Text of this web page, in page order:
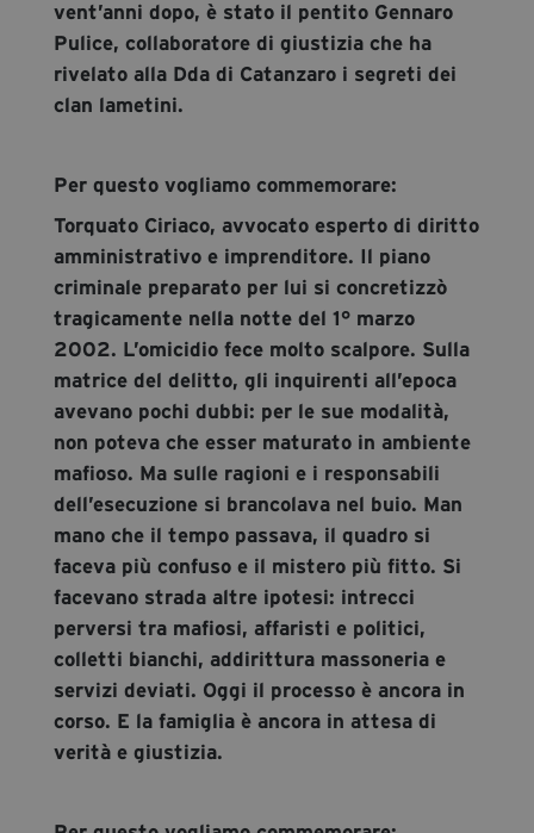
vent’anni dopo, è stato il pentito Gennaro
Pulice, collaboratore di giustizia che ha
rivelato alla Dda di Catanzaro i segreti dei
clan lametini.
Per questo vogliamo commemorare:
Torquato Ciriaco, avvocato esperto di diritto
amministrativo e imprenditore. Il piano
criminale preparato per lui si concretizzò
tragicamente nella notte del 1° marzo
2002. L’omicidio fece molto scalpore. Sulla
matrice del delitto, gli inquirenti all’epoca
avevano pochi dubbi: per le sue modalità,
non poteva che esser maturato in ambiente
mafioso. Ma sulle ragioni e i responsabili
dell’esecuzione si brancolava nel buio. Man
mano che il tempo passava, il quadro si
faceva più confuso e il mistero più fitto. Si
facevano strada altre ipotesi: intrecci
perversi tra mafiosi, affaristi e politici,
colletti bianchi, addirittura massoneria e
servizi deviati. Oggi il processo è ancora in
corso. E la famiglia è ancora in attesa di
verità e giustizia.